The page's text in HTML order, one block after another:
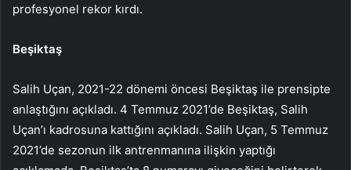
profesyonel rekor kırdı.
Beşiktaş
Salih Uçan, 2021-22 dönemi öncesi Beşiktaş ile prensipte
anlaştığını açıkladı. 4 Temmuz 2021’de Beşiktaş, Salih
Uçan’ı kadrosuna kattığını açıkladı. Salih Uçan, 5 Temmuz
2021’de sezonun ilk antrenmanına ilişkin yaptığı